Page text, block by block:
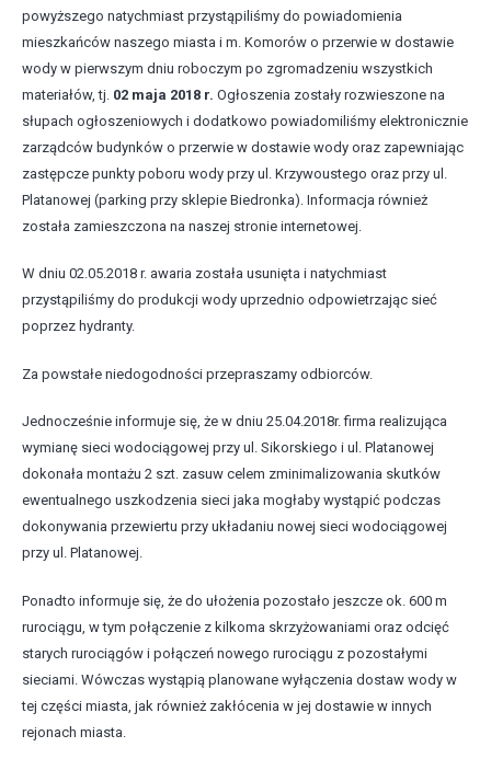
powyższego natychmiast przystąpiliśmy do powiadomienia
mieszkańców naszego miasta i m. Komorów o przerwie w dostawie
wody w pierwszym dniu roboczym po zgromadzeniu wszystkich
materiałów, tj. 02 maja 2018 r. Ogłoszenia zostały rozwieszone na
słupach ogłoszeniowych i dodatkowo powiadomiliśmy elektronicznie
zarządców budynków o przerwie w dostawie wody oraz zapewniając
zastępcze punkty poboru wody przy ul. Krzywoustego oraz przy ul.
Platanowej (parking przy sklepie Biedronka). Informacja również
została zamieszczona na naszej stronie internetowej.
W dniu 02.05.2018 r. awaria została usunięta i natychmiast
przystąpiliśmy do produkcji wody uprzednio odpowietrzając sieć
poprzez hydranty.
Za powstałe niedogodności przepraszamy odbiorców.
Jednocześnie informuje się, że w dniu 25.04.2018r. firma realizująca
wymianę sieci wodociągowej przy ul. Sikorskiego i ul. Platanowej
dokonała montażu 2 szt. zasuw celem zminimalizowania skutków
ewentualnego uszkodzenia sieci jaka mogłaby wystąpić podczas
dokonywania przewiertu przy układaniu nowej sieci wodociągowej
przy ul. Platanowej.
Ponadto informuje się, że do ułożenia pozostało jeszcze ok. 600 m
rurociągu, w tym połączenie z kilkoma skrzyżowaniami oraz odcięć
starych rurociągów i połączeń nowego rurociągu z pozostałymi
sieciami. Wówczas wystąpią planowane wyłączenia dostaw wody w
tej części miasta, jak również zakłócenia w jej dostawie w innych
rejonach miasta.